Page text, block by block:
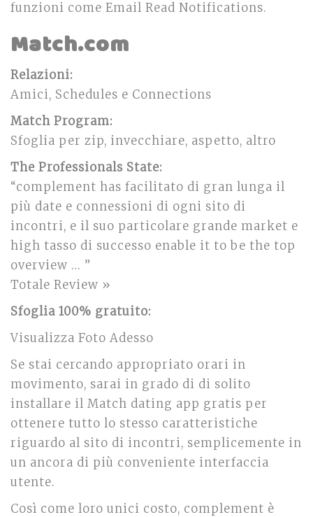
funzioni come Email Read Notifications.
Match.com
Relazioni:
Amici, Schedules e Connections
Match Program:
Sfoglia per zip, invecchiare, aspetto, altro
The Professionals State:
“complement has facilitato di gran lunga il
più date e connessioni di ogni sito di
incontri, e il suo particolare grande market e
high tasso di successo enable it to be the top
overview … ”
Totale Review »
Sfoglia 100% gratuito:
Visualizza Foto Adesso
Se stai cercando appropriato orari in
movimento, sarai in grado di di solito
installare il Match dating app gratis per
ottenere tutto lo stesso caratteristiche
riguardo al sito di incontri, semplicemente in
un ancora di più conveniente interfaccia
utente.
Così come loro unici costo, complement è